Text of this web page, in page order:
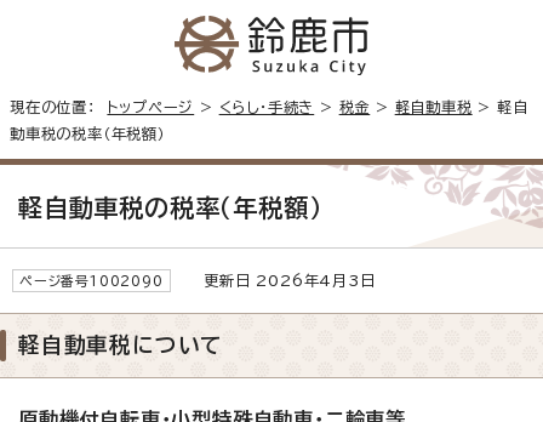
現在の位置： トップページ > くらし・手続き > 税金 > 軽自動車税 > 軽自
動車税の税率（年税額）
軽自動車税の税率（年税額）
ページ番号1002090 更新日 2026年4月3日
軽自動車税について